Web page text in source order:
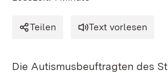
Teilen Text vorlesen
Die Autismusbeuftragten des